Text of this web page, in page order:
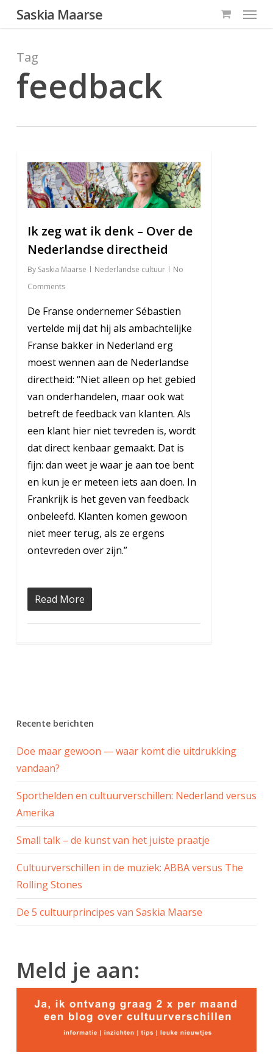
Skip
content
Saskia Maarse Menu
Tag
feedback
Ik zeg wat ik denk – Over de
Nederlandse directheid
By Saskia Maarse Nederlandse cultuur
No
Comments
De Franse ondernemer Sébastien
vertelde mij dat hij als ambachtelijke
Franse bakker in Nederland erg
moest wennen aan de Nederlandse
directheid: “Niet alleen op het gebied
van onderhandelen, maar ook wat
betreft de feedback van klanten. Als
een klant hier niet tevreden is, wordt
dat direct kenbaar gemaakt. Dat is
fijn: dan weet je waar je aan toe bent
en kun je er meteen iets aan doen. In
Frankrijk is het geven van feedback
onbeleefd. Klanten komen gewoon
niet meer terug, als ze ergens
ontevreden over zijn.”
Read More
8
Recente berichten
Doe maar gewoon — waar komt die uitdrukking
vandaan?
Sporthelden en cultuurverschillen: Nederland versus
Amerika
Small talk – de kunst van het juiste praatje
Cultuurverschillen in de muziek: ABBA versus The
Rolling Stones
De 5 cultuurprincipes van Saskia Maarse
Meld je aan: